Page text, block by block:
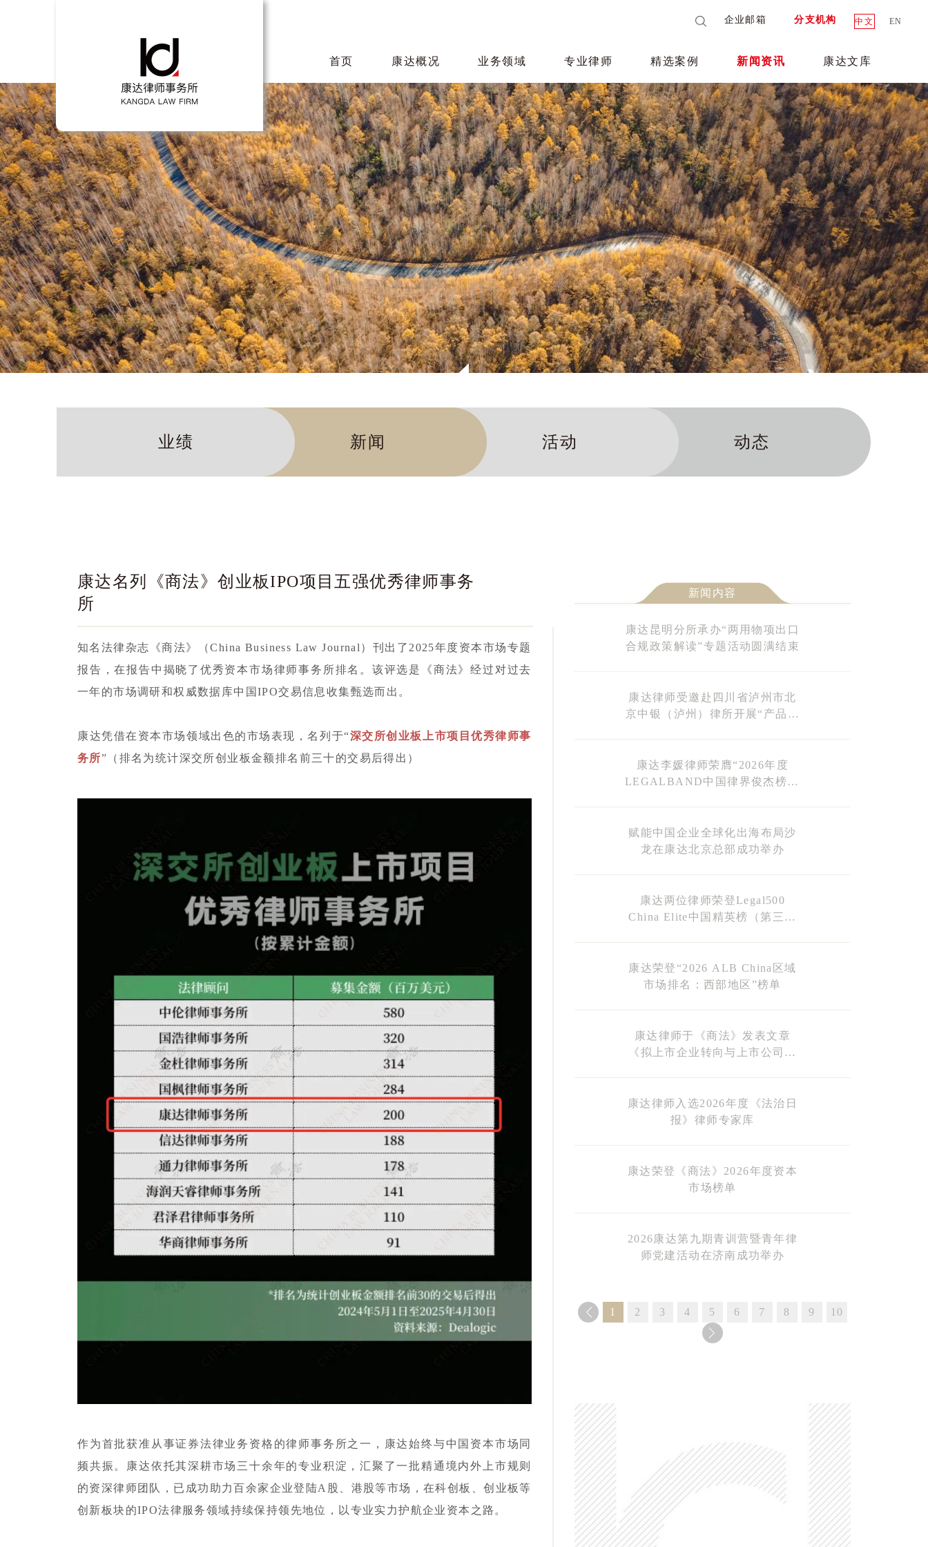
企业邮箱 分支机构 中文 EN
首页 康达概况 业务领域 专业律师 精选案例 新闻资讯 康达文库
业绩 新闻 活动 动态
康达名列《商法》创业板IPO项目五强优秀律师事务
所
知名法律杂志《商法》（China Business Law Journal）刊出了2025年度资本市场专题
报告，在报告中揭晓了优秀资本市场律师事务所排名。该评选是《商法》经过对过去
一年的市场调研和权威数据库中国IPO交易信息收集甄选而出。
康达凭借在资本市场领域出色的市场表现，名列于“深交所创业板上市项目优秀律师事
务所”（排名为统计深交所创业板金额排名前三十的交易后得出）
作为首批获准从事证券法律业务资格的律师事务所之⼀，康达始终与中国资本市场同
频共振。康达依托其深耕市场三十余年的专业积淀，汇聚了一批精通境内外上市规则
的资深律师团队，已成功助力百余家企业登陆A股、港股等市场，在科创板、创业板等
创新板块的IPO法律服务领域持续保持领先地位，以专业实力护航企业资本之路。
新闻内容
康达昆明分所承办“两用物项出口
合规政策解读”专题活动圆满结束
康达律师受邀赴四川省泸州市北
京中银（泸州）律所开展“产品责
康达李媛律师荣膺“2026年度
LEGALBAND中国律界俊杰榜30
赋能中国企业全球化出海布局沙
龙在康达北京总部成功举办
康达两位律师荣登Legal500
China Elite中国精英榜（第三期
康达荣登“2026 ALB China区域
市场排名：西部地区”榜单
康达律师于《商法》发表文章
《拟上市企业转向与上市公司并
康达律师入选2026年度《法治日
报》律师专家库
康达荣登《商法》2026年度资本
市场榜单
2026康达第九期青训营暨青年律
师党建活动在济南成功举办
1 2 3 4 5 6 7 8 9 10